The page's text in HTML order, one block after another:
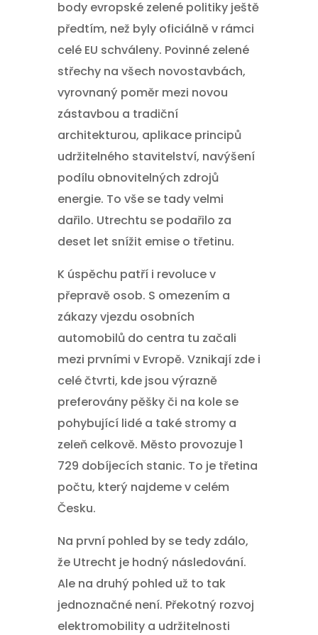
body evropské zelené politiky ještě
předtím, než byly oficiálně v rámci
celé EU schváleny. Povinné zelené
střechy na všech novostavbách,
vyrovnaný poměr mezi novou
zástavbou a tradiční
architekturou, aplikace principů
udržitelného stavitelství, navýšení
podílu obnovitelných zdrojů
energie. To vše se tady velmi
dařilo. Utrechtu se podařilo za
deset let snížit emise o třetinu.
K úspěchu patří i revoluce v
přepravě osob. S omezením a
zákazy vjezdu osobních
automobilů do centra tu začali
mezi prvními v Evropě. Vznikají zde i
celé čtvrti, kde jsou výrazně
preferovány pěšky či na kole se
pohybující lidé a také stromy a
zeleň celkově. Město provozuje 1
729 dobíjecích stanic. To je třetina
počtu, který najdeme v celém
Česku.
Na první pohled by se tedy zdálo,
že Utrecht je hodný následování.
Ale na druhý pohled už to tak
jednoznačné není. Překotný rozvoj
elektromobility a udržitelnosti